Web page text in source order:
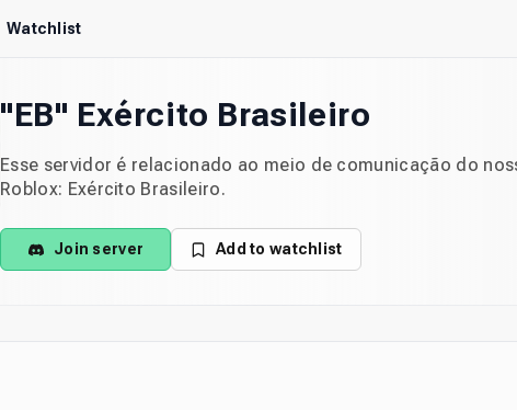
Watchlist
"EB" Exército Brasileiro
Esse servidor é relacionado ao meio de comunicação do
Roblox: Exército Brasileiro.
Join server Add to watchlist